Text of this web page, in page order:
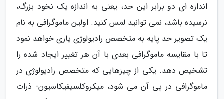
اندازه ای دو برابر این حد، یعنی به اندازه یک نخود بزرگ،
نرسیده باشد، نمی توانید لمس کنید. اولین ماموگرافی به نام
یک تصویر حد پایه به متخصص رادیولوژی یاری خواهد نمود
تا با مقایسه ماموگرافی بعدی با آن هر تغییر ایجاد شده را
تشخیص دهد. یکی از چیزهایی که متخصص رادیولوژی در
ماموگرافی در پی آن می شود، میکروکلسیفیکاسیون- ذرات